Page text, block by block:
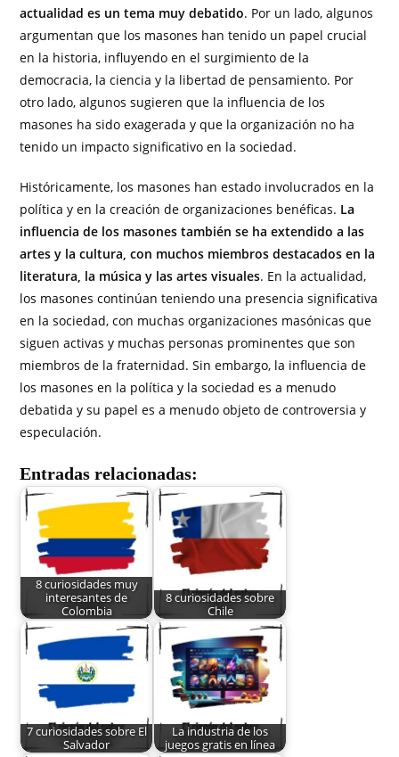
actualidad es un tema muy debatido. Por un lado, algunos
argumentan que los masones han tenido un papel crucial
en la historia, influyendo en el surgimiento de la
democracia, la ciencia y la libertad de pensamiento. Por
otro lado, algunos sugieren que la influencia de los
masones ha sido exagerada y que la organización no ha
tenido un impacto significativo en la sociedad.
Históricamente, los masones han estado involucrados en la
política y en la creación de organizaciones benéficas. La
influencia de los masones también se ha extendido a las
artes y la cultura, con muchos miembros destacados en la
literatura, la música y las artes visuales. En la actualidad,
los masones continúan teniendo una presencia significativa
en la sociedad, con muchas organizaciones masónicas que
siguen activas y muchas personas prominentes que son
miembros de la fraternidad. Sin embargo, la influencia de
los masones en la política y la sociedad es a menudo
debatida y su papel es a menudo objeto de controversia y
especulación.
Entradas relacionadas:
8 curiosidades muy
interesantes de
Colombia
8 curiosidades sobre
Chile
7 curiosidades sobre El
Salvador
La industria de los
juegos gratis en línea